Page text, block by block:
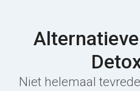
Niet helemaal